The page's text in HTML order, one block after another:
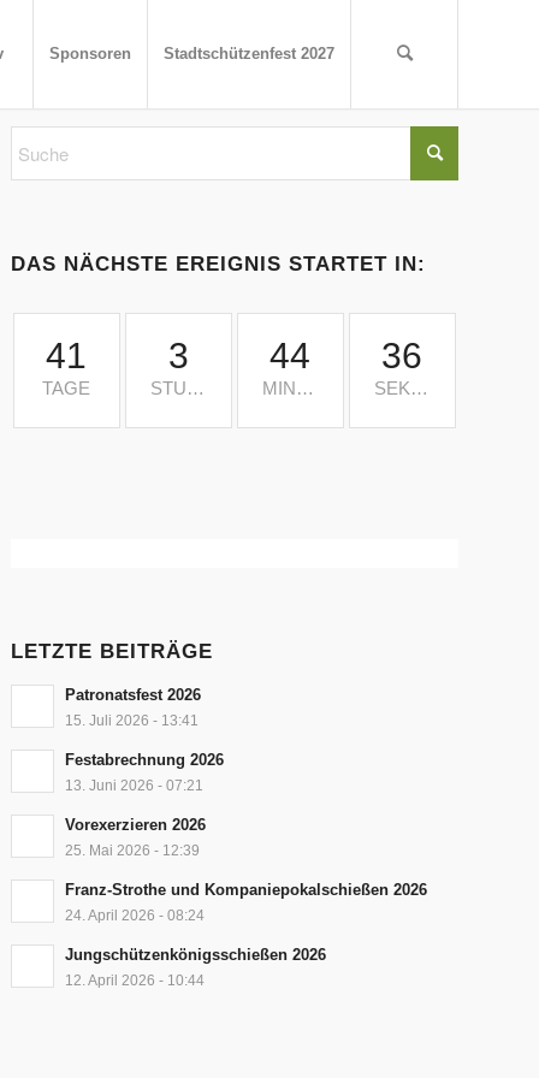
Sponsoren Stadtschützenfest 2027
DAS NÄCHSTE EREIGNIS STARTET IN:
41
TAGE
3
STUNDEN
44
MINUTEN
36
SEKUNDEN
LETZTE BEITRÄGE
Patronatsfest 2026
15. Juli 2026 - 13:41
Festabrechnung 2026
13. Juni 2026 - 07:21
Vorexerzieren 2026
25. Mai 2026 - 12:39
Franz-Strothe und Kompaniepokalschießen 2026
24. April 2026 - 08:24
Jungschützenkönigsschießen 2026
12. April 2026 - 10:44